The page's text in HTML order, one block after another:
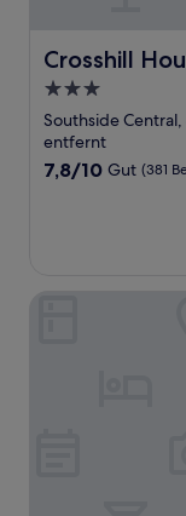
Crosshill
Crosshill House
3.0-
Sterne-
Unterkunft
Southside
entfernt
7.8
7,8/10 Gut (381